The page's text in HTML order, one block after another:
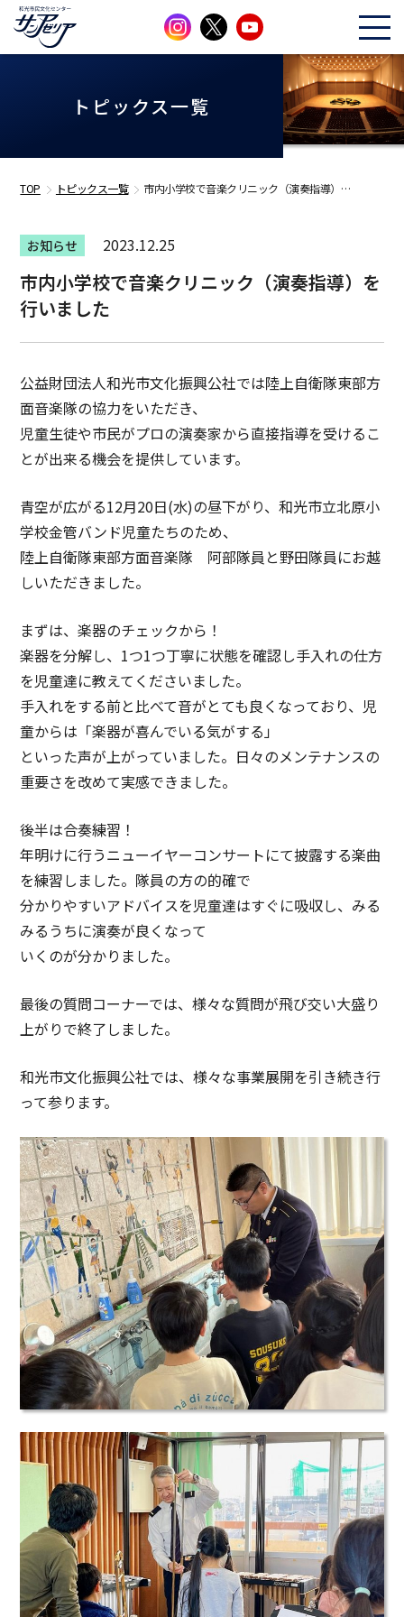
トピックス一覧
TOP トピックス一覧 市内小学校で音楽クリニック（演奏指導）…
お知らせ 2023.12.25
市内小学校で音楽クリニック（演奏指導）を
行いました
公益財団法人和光市文化振興公社では陸上自衛隊東部方
面音楽隊の協力をいただき、
児童生徒や市民がプロの演奏家から直接指導を受けるこ
とが出来る機会を提供しています。
青空が広がる12月20日(水)の昼下がり、和光市立北原小
学校金管バンド児童たちのため、
陸上自衛隊東部方面音楽隊 阿部隊員と野田隊員にお越
しいただきました。
まずは、楽器のチェックから！
楽器を分解し、1つ1つ丁寧に状態を確認し手入れの仕方
を児童達に教えてくださいました。
手入れをする前と比べて音がとても良くなっており、児
童からは「楽器が喜んでいる気がする」
といった声が上がっていました。日々のメンテナンスの
重要さを改めて実感できました。
後半は合奏練習！
年明けに行うニューイヤーコンサートにて披露する楽曲
を練習しました。隊員の方の的確で
分かりやすいアドバイスを児童達はすぐに吸収し、みる
みるうちに演奏が良くなって
いくのが分かりました。
最後の質問コーナーでは、様々な質問が飛び交い大盛り
上がりで終了しました。
和光市文化振興公社では、様々な事業展開を引き続き行
って参ります。